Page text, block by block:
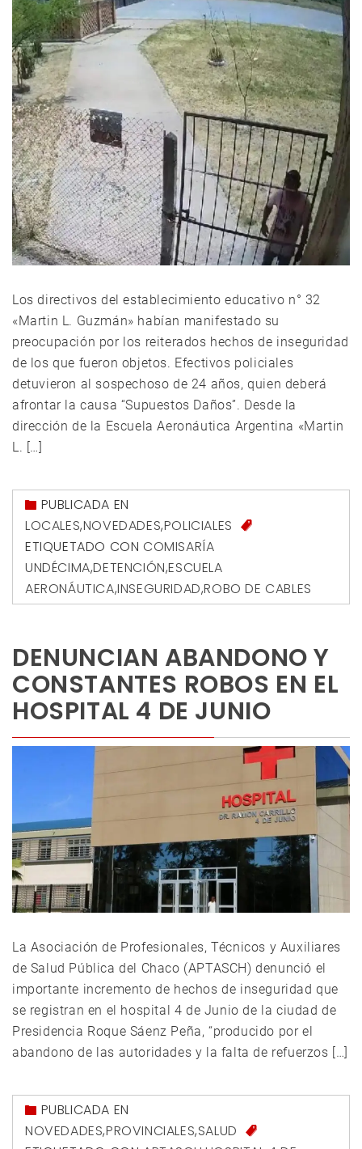
Los directivos del establecimiento educativo n° 32
«Martin L. Guzmán» habían manifestado su
preocupación por los reiterados hechos de inseguridad
de los que fueron objetos. Efectivos policiales
detuvieron al sospechoso de 24 años, quien deberá
afrontar la causa “Supuestos Daños”. Desde la
dirección de la Escuela Aeronáutica Argentina «Martin
L. […]
PUBLICADA EN
LOCALES,NOVEDADES,POLICIALES
ETIQUETADO CON COMISARÍA
UNDÉCIMA,DETENCIÓN,ESCUELA
AERONÁUTICA,INSEGURIDAD,ROBO DE CABLES
DENUNCIAN ABANDONO Y
CONSTANTES ROBOS EN EL
HOSPITAL 4 DE JUNIO
La Asociación de Profesionales, Técnicos y Auxiliares
de Salud Pública del Chaco (APTASCH) denunció el
importante incremento de hechos de inseguridad que
se registran en el hospital 4 de Junio de la ciudad de
Presidencia Roque Sáenz Peña, “producido por el
abandono de las autoridades y la falta de refuerzos […]
PUBLICADA EN
NOVEDADES,PROVINCIALES,SALUD